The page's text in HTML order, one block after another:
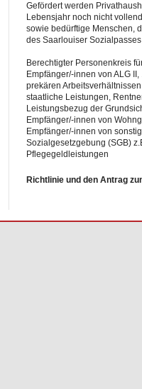
Gefördert werden
Lebensjahr noch nicht
sowie bedürftige Menschen,
des Saarlouiser
Berechtigter Personenkreis
Empfänger/-innen von ALG
prekären
staatliche Leistungen,
Leistungsbezug der
Empfänger/-innen von
Empfänger/-innen von
Sozialgesetzgebung (SGB)
Pflegegeldleistungen
Richtlinie und den Antrag